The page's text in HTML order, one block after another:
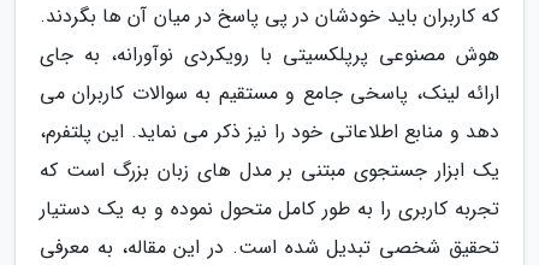
که کاربران باید خودشان در پی پاسخ در میان آن ها بگردند.
هوش مصنوعی پرپلکسیتی با رویکردی نوآورانه، به جای
ارائه لینک، پاسخی جامع و مستقیم به سوالات کاربران می
دهد و منابع اطلاعاتی خود را نیز ذکر می نماید. این پلتفرم،
یک ابزار جستجوی مبتنی بر مدل های زبان بزرگ است که
تجربه کاربری را به طور کامل متحول نموده و به یک دستیار
تحقیق شخصی تبدیل شده است. در این مقاله، به معرفی